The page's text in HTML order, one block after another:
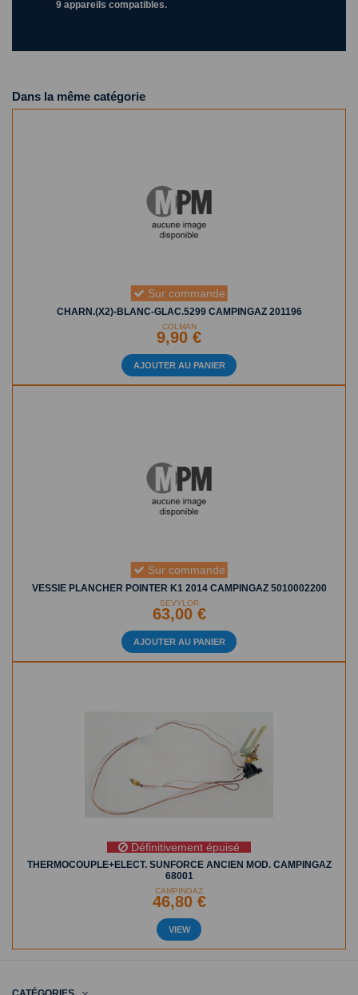
9 appareils compatibles.
Dans la même catégorie
Sur commande
CHARN.(X2)-BLANC-GLAC.5299 CAMPINGAZ 201196
COLMAN
9,90 €
AJOUTER AU PANIER
Sur commande
VESSIE PLANCHER POINTER K1 2014 CAMPINGAZ 5010002200
SEVYLOR
63,00 €
AJOUTER AU PANIER
Définitivement épuisé
THERMOCOUPLE+ELECT. SUNFORCE ANCIEN MOD. CAMPINGAZ
68001
CAMPINGAZ
46,80 €
VIEW